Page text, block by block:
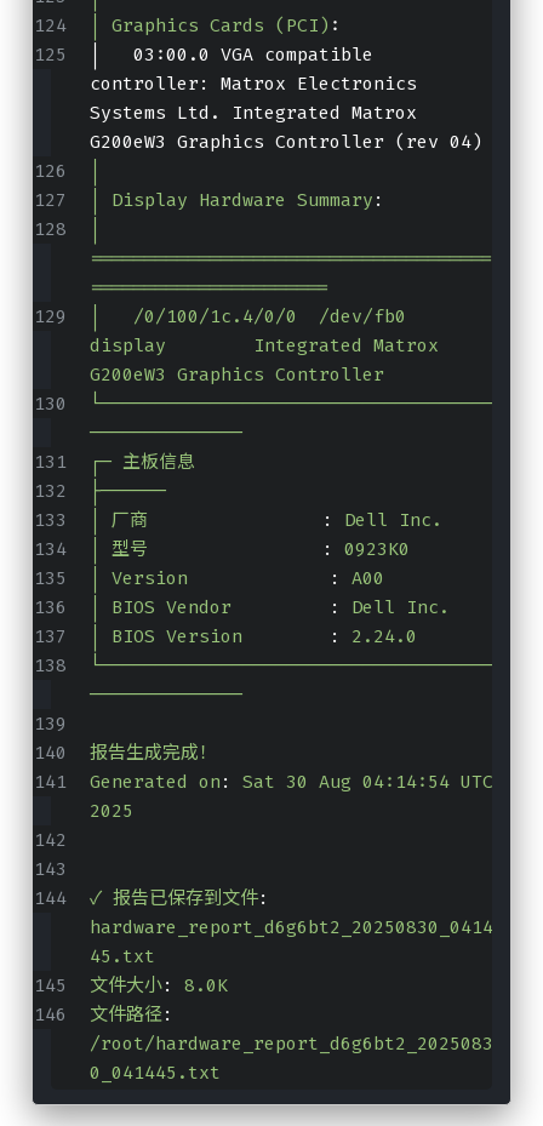
│ Graphics Cards (PCI) :
│   03:00.0 VGA compatible
controller: Matrox Electronics
Systems Ltd. Integrated Matrox
G200eW3 Graphics Controller (rev 04)
│ Display Hardware Summary :
=====================================
======================
│   /0/100/1c.4/0/0  /dev/fb0
display        Integrated Matrox
G200eW3 Graphics Controller
└────────────────────────────────────
──────────────
┌─ 主板信息
├──────
│ 厂商
                :
Dell Inc.
│ 型号
                :
0923K0
│ Version
             :
A00
│ BIOS Vendor
         :
Dell Inc.
│ BIOS Version
        :
2.24.0
└────────────────────────────────────
──────────────
报告生成完成！
Generated on :
Sat 30 Aug 04:14:54 UTC
2025
✓ 报告已保存到文件:
hardware_report_d6g6bt2_20250830_0414
45.txt
文件大小:
8.0K
文件路径:
/root/hardware_report_d6g6bt2_2025083
0_041445.txt